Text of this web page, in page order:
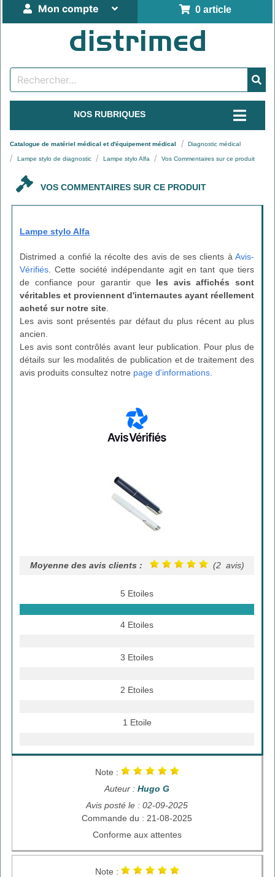
0 article
Mon compte
NOS RUBRIQUES
Catalogue de matériel médical et d'équipement médical Diagnostic médical
Lampe stylo de diagnostic Lampe stylo Alfa Vos Commentaires sur ce produit
VOS COMMENTAIRES SUR CE PRODUIT
Lampe stylo Alfa
Distrimed a confié la récolte des avis de ses clients à Avis-
Vérifiés . Cette société indépendante agit en tant que tiers
de confiance pour garantir que les avis affichés sont
véritables et proviennent d'internautes ayant réellement
acheté sur notre site
Les avis sont présentés par défaut du plus récent au plus
ancien.
Les avis sont contrôlés avant leur publication. Pour plus de
détails sur les modalités de publication et de traitement des
avis produits consultez notre page d'informations
Moyenne des avis clients : (2 avis)
5 Etoiles
4 Etoiles
3 Etoiles
2 Etoiles
1 Etoile
Note :
Auteur : Hugo G
Avis posté le : 02-09-2025
Commande du : 21-08-2025
Conforme aux attentes
Note :